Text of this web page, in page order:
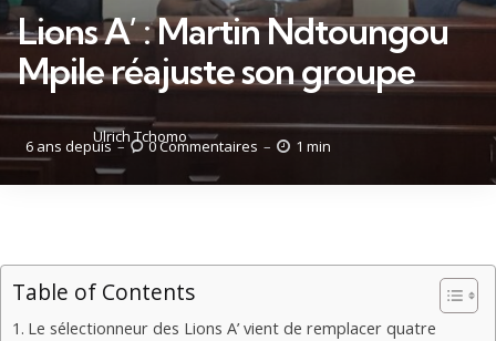
Lions A’ : Martin Ndtoungou
Mpile réajuste son groupe
Posté
par
Ulrich Tchomo
6 ans depuis 0Commentaires 1 min
Table of Contents
Le sélectionneur des Lions A’ vient de remplacer quatre